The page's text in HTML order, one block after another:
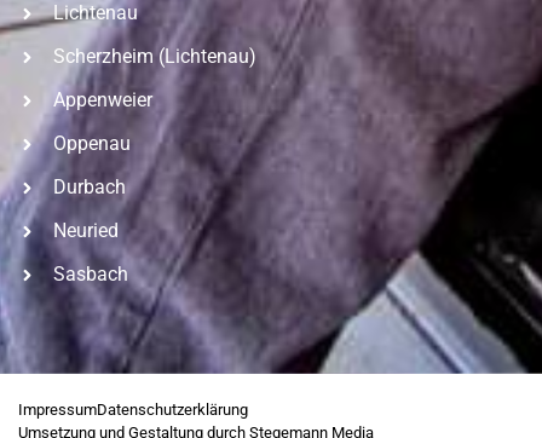
Lichtenau
Scherzheim (Lichtenau)
Appenweier
Oppenau
Durbach
Neuried
Sasbach
ImpressumDatenschutzerklärung
Umsetzung und Gestaltung durch Stegemann Media